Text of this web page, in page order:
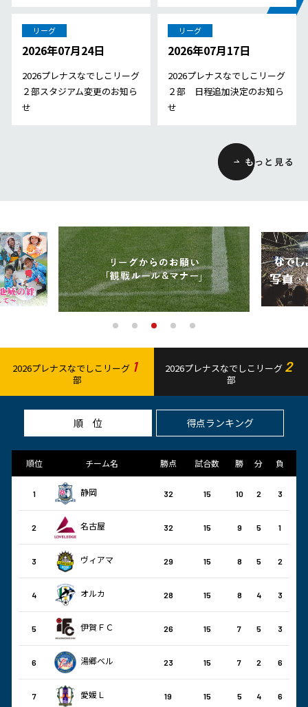
2026年07月24日
リーグ
2026プレナスなでしこリーグ
２部スタジアム変更のお知ら
せ
2026年07月17日
リーグ
2026プレナスなでしこリーグ
２部 日程追加決定のお知ら
せ
2026プレナスなでしこリーグ 1
部
2026プレナスなでしこリーグ 2
部
順位 得点ランキング
順位 チーム名 勝点 試合数 勝 分 負
1 静岡 32 15 10 2 3
2 名古屋 32 15 9 5 1
3 ヴィアマ 29 15 8 5 2
4 オルカ 28 15 8 4 3
5 伊賀ＦＣ 26 15 7 5 3
6 湯郷ベル 23 15 7 2 6
7 愛媛Ｌ 19 15 5 4 6